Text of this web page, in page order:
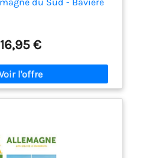
du Sud - Bavière
16,95 €